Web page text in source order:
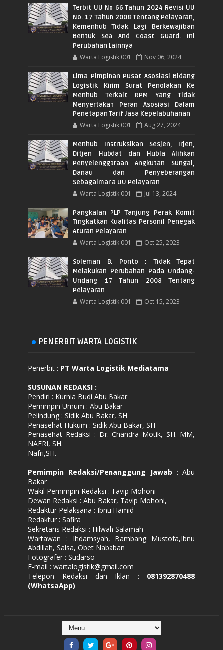
Terbit UU No 66 Tahun 2024 Revisi UU
No. 17 Tahun 2008 Tentang Pelayaran,
Kemenhub Tidak Lagi Berkewajiban
Bentuk Sea And Coast Guard. Ini
Perubahan Lainnya
Warta Logistik 001 Nov 06, 2024
Lima Pimpinan Pusat Asosiasi Bidang
Logistik Kirim Surat Penolakan Ke
Menhub Terkait RPM Yang Tidak
Menyertakan Peran Asosiasi Dalam
Penetapan Tarif Jasa Kepelabuhanan
Warta Logistik 001 Aug 27, 2024
Menhub Instruksikan Sesjen, Irjen,
Ditjen Hubdat dan Hubla Alihkan
Penyelenggaraan Angkutan Sungai,
Danau dan Penyeberangan
Sebagaimana UU Pelayaran
Warta Logistik 001 Jul 13, 2024
Pangkalan PLP Tanjung Perak Komit
Tingkatkan Kualitas Personil Penegak
Aturan Pelayaran
Warta Logistik 001 Oct 25, 2023
Soleman B. Ponto : Tidak Tepat
Melakukan Perubahan Pada Undang-
Undang 17 Tahun 2008 Tentang
Pelayaran
Warta Logistik 001 Oct 15, 2023
PENERBIT WARTA LOGISTIK
Penerbit : PT Warta Logistik Mediatama
SUSUNAN REDAKSI :
Pendiri : Kurnia Budi Abu Bakar
Pemimpin Umum : Abu Bakar
Pelindung : Sidik Abu Bakar, SH
Penasehat Hukum : Sidik Abu Bakar, SH
Penasehat Redaksi : Dr. Chandra Motik, SH. MM,
NAFRI, SH.
Nafri,SH.
Pemimpin Redaksi/Penanggung Jawab : Abu
Bakar
Wakil Pemimpin Redaksi : Tavip Mohoni
Dewan Redaksi : Abu Bakar, Tavip Mohoni,
Redaktur Pelaksana : Ibnu Hamid
Redaktur : Safira
Sekretaris Redaksi : Hilwah Salamah
Wartawan : Ihdamsyah, Bambang Mustofa,Ibnu
Abdillah, Salsa, Obet Nababan
Fotografer : Sudarso
E-mail : wartalogistik@gmail.com
Telepon Redaksi dan Iklan : 081392870488
(WhatsaApp)